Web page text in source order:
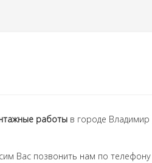
работы в городе
Вас позвонить нам по телефону